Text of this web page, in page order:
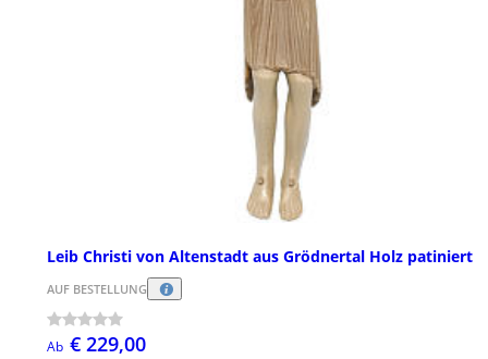
Leib Christi von Altenstadt aus Grödnertal Holz patiniert
AUF BESTELLUNG
Ab € 229,00